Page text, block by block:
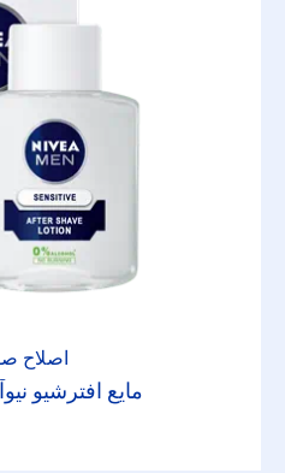
اصلاح
مایع افترشیو